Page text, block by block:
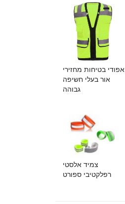
אפודי בטיחות מחזירי
אור בעלי חשיפה
גבוהה
צמיד אלסטי
רפלקטיבי ספורט